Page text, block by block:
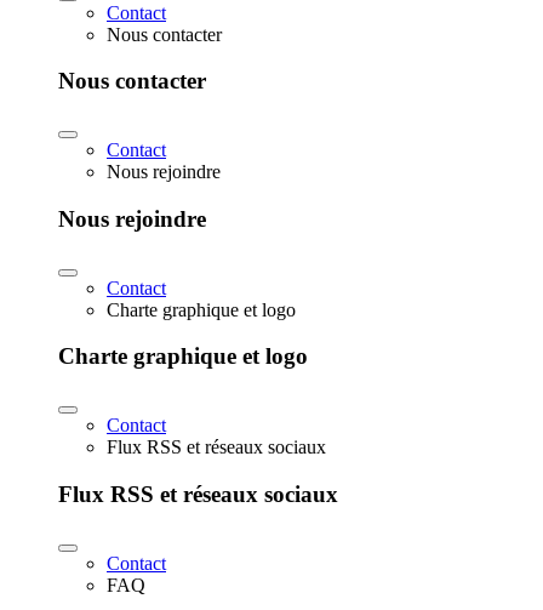
Contact
Nous contacter
Nous contacter
Contact
Nous rejoindre
Nous rejoindre
Contact
Charte graphique et logo
Charte graphique et logo
Contact
Flux RSS et réseaux sociaux
Flux RSS et réseaux sociaux
Contact
FAQ